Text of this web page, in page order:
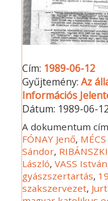
Cím: 1989-06-12
Gyűjtemény:Az
Információs
Dátum: 1989-06-12
A dokumentum
FÓNAY Jenő,
Sándor,
László,VASS István
gyászszertartás,
szakszervezet,